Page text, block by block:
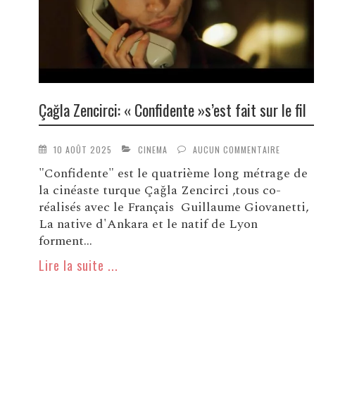
Çağla Zencirci: « Confidente »s’est fait sur le fil
10 AOÛT 2025 CINEMA AUCUN COMMENTAIRE
"Confidente" est le quatrième long métrage de
la cinéaste turque Çağla Zencirci ,tous co-
réalisés avec le Français Guillaume Giovanetti,
La native d'Ankara et le natif de Lyon
forment...
Lire la suite ...